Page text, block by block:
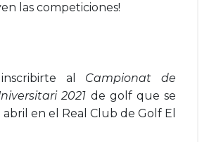
las competiciones!
al Campionat de
2021 de golf que se
en el Real Club de Golf El